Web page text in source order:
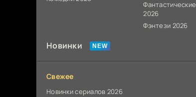
Фантастические
2026
Фэнтези 2026
Новинки
Свежее
Новинки сериалов 2026